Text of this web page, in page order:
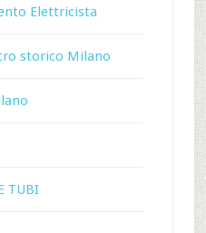
Elettricista
storico Milano
TUBI